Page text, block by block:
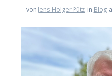
von Jens-Holger Pütz in Blog